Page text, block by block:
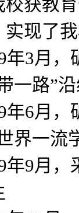
校获教
实现了
年3月
一路”
年6月，
界一流
年9月，